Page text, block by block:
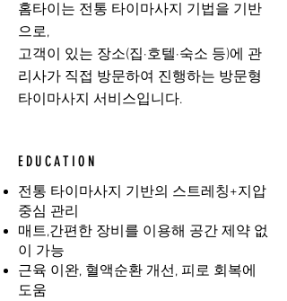
홈타이는 전통 타이마사지 기법을 기반
으로,
고객이 있는 장소(집·호텔·숙소 등)에 관
리사가 직접 방문하여 진행하는 방문형
타이마사지 서비스입니다.
EDUCATION
전통 타이마사지 기반의 스트레칭+지압
중심 관리
매트,간편한 장비를 이용해 공간 제약 없
이 가능
근육 이완, 혈액순환 개선, 피로 회복에
도움